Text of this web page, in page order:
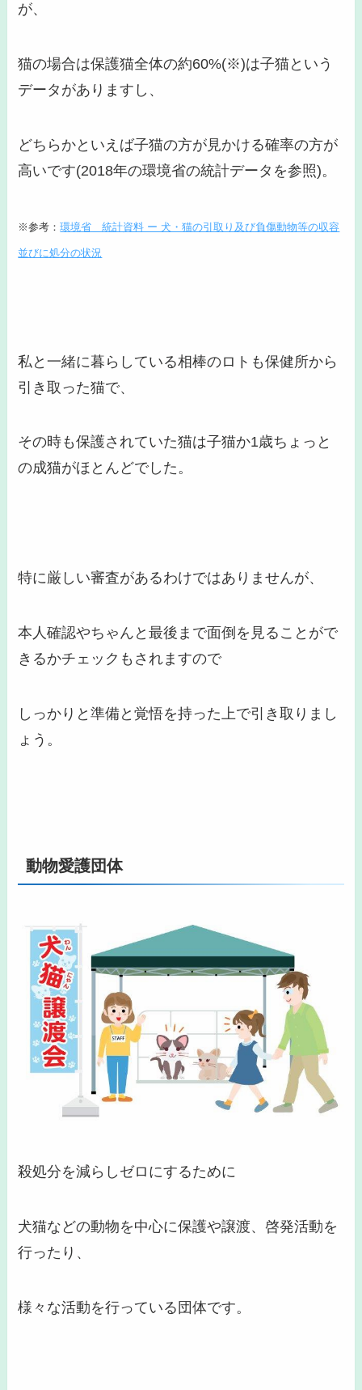
が、
猫の場合は保護猫全体の約60%(※)は子猫という
データがありますし、
どちらかといえば子猫の方が見かける確率の方が
高いです(2018年の環境省の統計データを参照)。
※参考：環境省＿統計資料 ー 犬・猫の引取り及び負傷動物等の収容
並びに処分の状況
私と一緒に暮らしている相棒のロトも保健所から
引き取った猫で、
その時も保護されていた猫は子猫か1歳ちょっと
の成猫がほとんどでした。
特に厳しい審査があるわけではありませんが、
本人確認やちゃんと最後まで面倒を見ることがで
きるかチェックもされますので
しっかりと準備と覚悟を持った上で引き取りまし
ょう。
動物愛護団体
殺処分を減らしゼロにするために
犬猫などの動物を中心に保護や譲渡、啓発活動を
行ったり、
様々な活動を行っている団体です。